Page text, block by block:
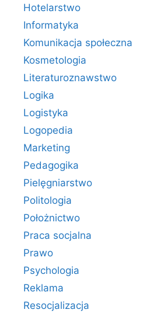
Hotelarstwo
Informatyka
Komunikacja społeczna
Kosmetologia
Literaturoznawstwo
Logika
Logistyka
Logopedia
Marketing
Pedagogika
Pielęgniarstwo
Politologia
Położnictwo
Praca socjalna
Prawo
Psychologia
Reklama
Resocjalizacja